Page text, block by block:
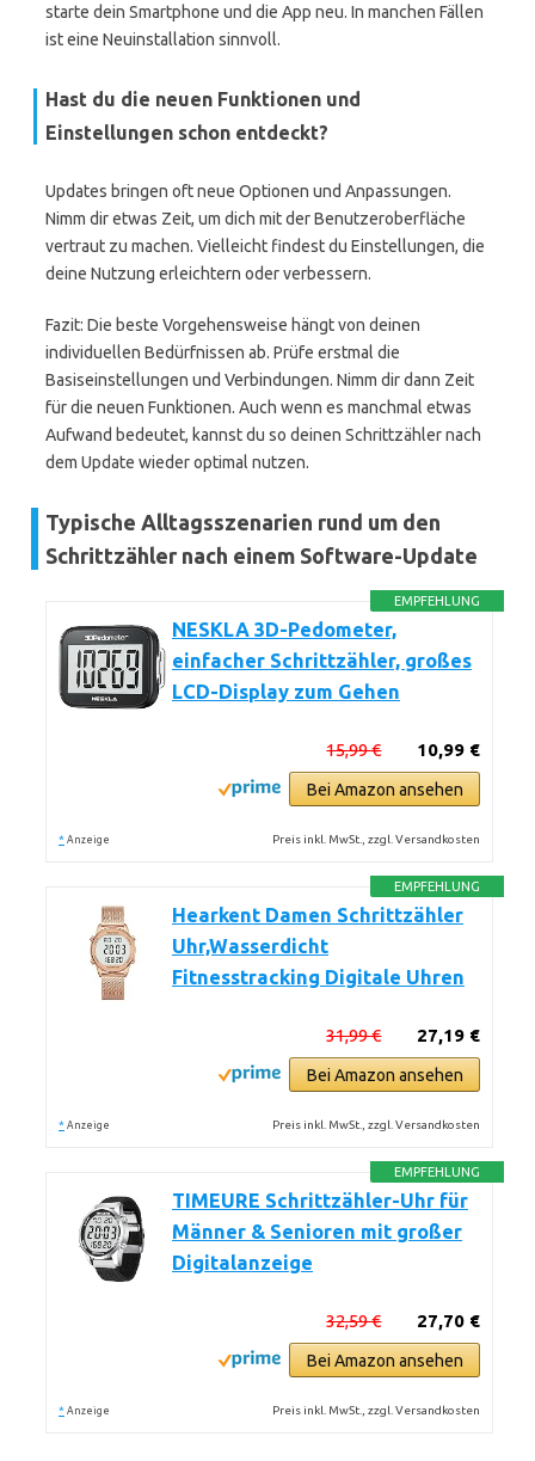
starte dein Smartphone und die App neu. In manchen Fällen
ist eine Neuinstallation sinnvoll.
Hast du die neuen Funktionen und
Einstellungen schon entdeckt?
Updates bringen oft neue Optionen und Anpassungen.
Nimm dir etwas Zeit, um dich mit der Benutzeroberfläche
vertraut zu machen. Vielleicht findest du Einstellungen, die
deine Nutzung erleichtern oder verbessern.
Fazit: Die beste Vorgehensweise hängt von deinen
individuellen Bedürfnissen ab. Prüfe erstmal die
Basiseinstellungen und Verbindungen. Nimm dir dann Zeit
für die neuen Funktionen. Auch wenn es manchmal etwas
Aufwand bedeutet, kannst du so deinen Schrittzähler nach
dem Update wieder optimal nutzen.
Typische Alltagsszenarien rund um den
Schrittzähler nach einem Software-Update
EMPFEHLUNG
NESKLA 3D-Pedometer,
einfacher Schrittzähler, großes
LCD-Display zum Gehen
10,99 €
15,99 €
Bei Amazon ansehen
* Anzeige Preis inkl. MwSt., zzgl. Versandkosten
EMPFEHLUNG
Hearkent Damen Schrittzähler
Uhr,Wasserdicht
Fitnesstracking Digitale Uhren
27,19 €
31,99 €
Bei Amazon ansehen
* Anzeige Preis inkl. MwSt., zzgl. Versandkosten
EMPFEHLUNG
TIMEURE Schrittzähler-Uhr für
Männer & Senioren mit großer
Digitalanzeige
27,70 €
32,59 €
Bei Amazon ansehen
* Anzeige Preis inkl. MwSt., zzgl. Versandkosten